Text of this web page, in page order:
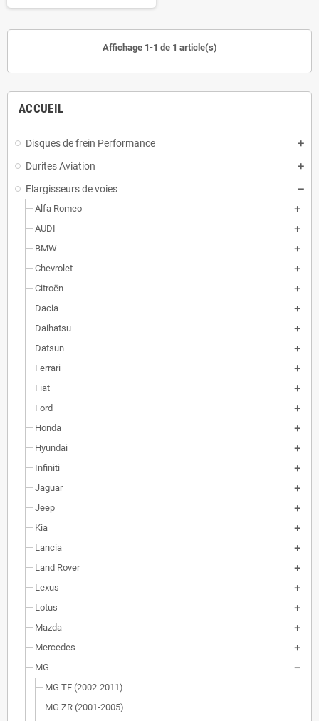
ACCUEIL
Disques de frein Performance
Durites Aviation
Elargisseurs de voies
Alfa Romeo
AUDI
BMW
Chevrolet
Citroën
Dacia
Daihatsu
Datsun
Ferrari
Fiat
Ford
Honda
Hyundai
Infiniti
Jaguar
Jeep
Kia
Lancia
Land Rover
Lexus
Lotus
Mazda
Mercedes
MG
MG TF (2002-2011)
MG ZR (2001-2005)
Affichage 1-1 de 1 article(s)